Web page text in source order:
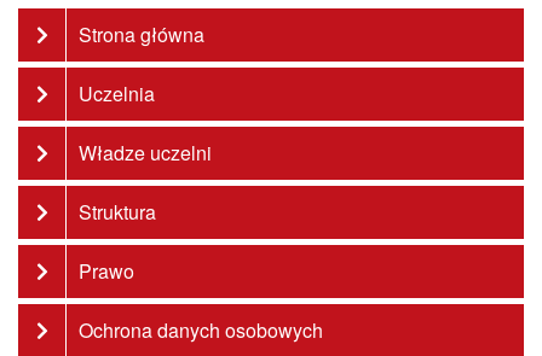
Strona główna
Uczelnia
Władze uczelni
Struktura
Prawo
Ochrona danych osobowych